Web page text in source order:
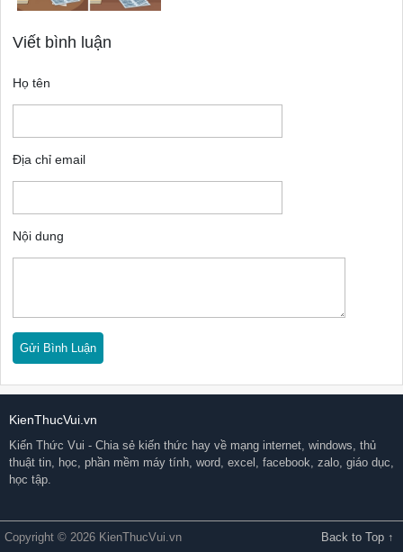
Viết bình luận
Họ tên
Địa chỉ email
Nội dung
KienThucVui.vn
Kiến Thức Vui - Chia sẻ kiến thức hay về mạng internet, windows, thủ
thuật tin, học, phần mềm máy tính, word, excel, facebook, zalo, giáo dục,
học tập.
Copyright © 2026 KienThucVui.vn Back to Top ↑